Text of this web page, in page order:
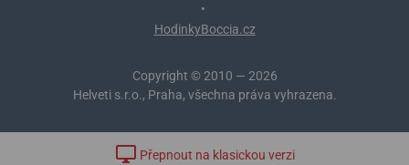
•
HodinkyBoccia.cz
Copyright © 2010 — 2026
Helveti s.r.o., Praha, všechna práva vyhrazena.
Přepnout na klasickou verzi